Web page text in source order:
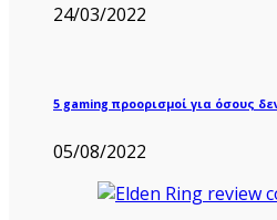
24/03/2022
5 gaming προορισμοί για όσους
05/08/2022